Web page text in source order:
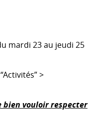
mardi 23 au jeudi 25
>
bien vouloir respecter